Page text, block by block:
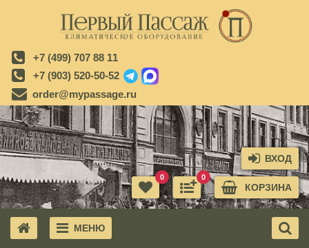
+7 (499) 707 88 11
+7 (903) 520-50-52
order@mypassage.ru
ВХОД
КОРЗИНА
0
0
МЕНЮ